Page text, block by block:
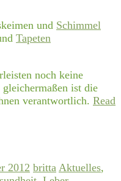
und Schimmel
Tapeten
noch keine
gleichermaßen ist die
verantwortlich. Read
2012 britta Aktuelles,